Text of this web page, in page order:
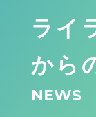
ライ
から
NEWS